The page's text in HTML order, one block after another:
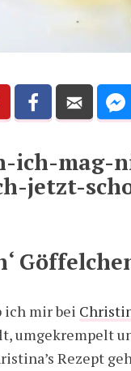
ich-mag-
jetzt-
ich mir bei
umgekrempelt
Rezept